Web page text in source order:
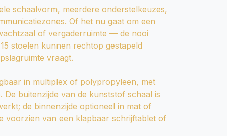
schaalvorm, meerdere onderstelkeuzes,
Of het nu gaat om een
of vergaderruimte — de nooi
stoelen kunnen rechtop gestapeld
vraagt.
in multiplex of polypropyleen, met
De buitenzijde van de kunststof schaal is
de binnenzijde optioneel in mat of
voorzien van een klapbaar schrijftablet of